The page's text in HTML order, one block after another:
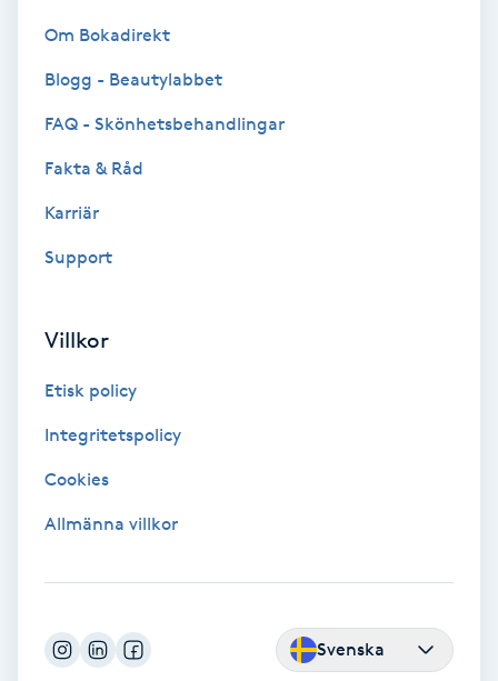
Microshading
Mixfransar
Nagelförlängning
Nagelförlängning silke
Nagelförstärkning
Om Bokadirekt
Blogg - Beautylabbet
FAQ - Skönhetsbehandlingar
Fakta & Råd
Karriär
Support
Villkor
Etisk policy
Integritetspolicy
Cookies
Allmänna villkor
Svenska